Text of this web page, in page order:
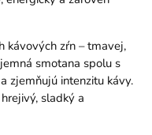
kávových zŕn – tmavej,
smotana spolu s
zjemňujú intenzitu kávy.
sladký a